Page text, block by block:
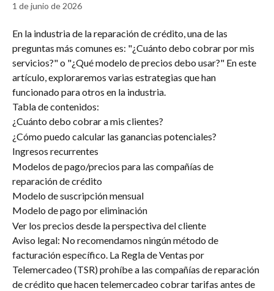
1 de junio de 2026
En la industria de la reparación de crédito, una de las
preguntas más comunes es: "¿Cuánto debo cobrar por mis
servicios?" o "¿Qué modelo de precios debo usar?" En este
artículo, exploraremos varias estrategias que han
funcionado para otros en la industria.
Tabla de contenidos:
¿Cuánto debo cobrar a mis clientes?
¿Cómo puedo calcular las ganancias potenciales?
Ingresos recurrentes
Modelos de pago/precios para las compañías de
reparación de crédito
Modelo de suscripción mensual
Modelo de pago por eliminación
Ver los precios desde la perspectiva del cliente
Aviso legal: No recomendamos ningún método de
facturación específico. La Regla de Ventas por
Telemercadeo (TSR) prohíbe a las compañías de reparación
de crédito que hacen telemercadeo cobrar tarifas antes de